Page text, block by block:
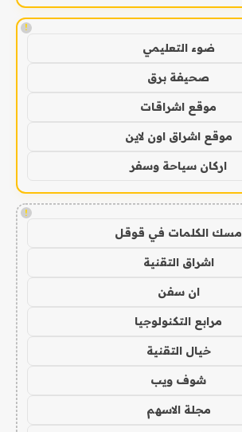
!
ضوء التعليمي
صحيفة برق
موقع اشراقات
موقع اشراق اون لاين
اركان سياحة وسفر
!
مسك الكلمات في قوقل
اشراق التقنية
ان سفن
مرابع التكنولوجيا
خيال التقنية
شوف ويب
مجلة الاسهم